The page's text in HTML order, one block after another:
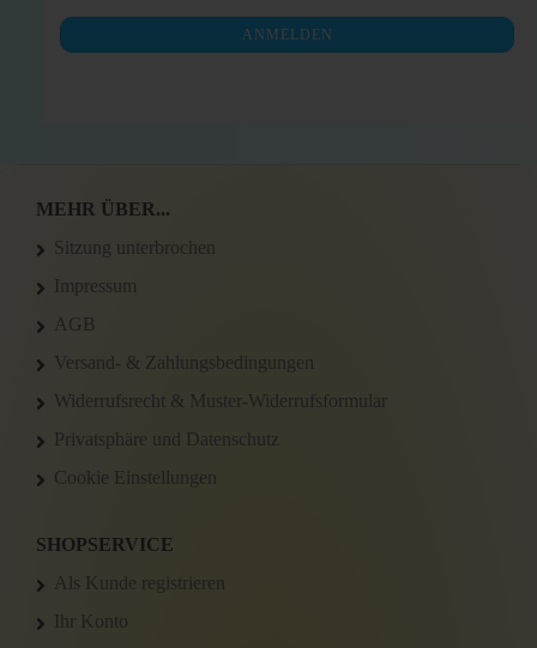
NEWSLETTER-
ANMELDUNG
ANMELDEN
MEHR ÜBER...
Sitzung unterbrochen
Impressum
AGB
Versand- & Zahlungsbedingungen
Widerrufsrecht & Muster-Widerrufsformular
Privatsphäre und Datenschutz
Cookie Einstellungen
SHOPSERVICE
Als Kunde registrieren
Ihr Konto